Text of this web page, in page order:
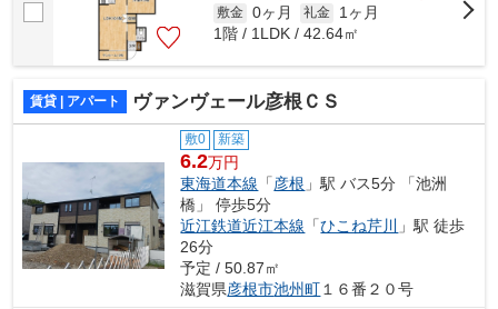
敷金 0ヶ月 礼金
1ヶ月
1階 / 1LDK / 42.64㎡
賃貸 | アパート ヴァンヴェール彦根ＣＳ
敷0 新築
6.2万円
東海道本線 「彦根 」駅 バス5分 「池洲
橋」 停歩5分
近江鉄道近江本線 「ひこね芹川
」駅 徒歩
26分
予定 / 50.87㎡
滋賀県彦根市池州町１６番２０号